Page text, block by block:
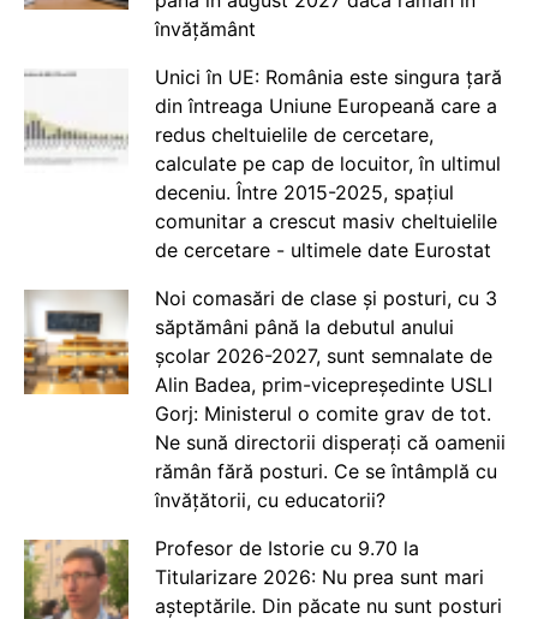
învățământ
Unici în UE: România este singura țară
din întreaga Uniune Europeană care a
redus cheltuielile de cercetare,
calculate pe cap de locuitor, în ultimul
deceniu. Între 2015-2025, spațiul
comunitar a crescut masiv cheltuielile
de cercetare - ultimele date Eurostat
Noi comasări de clase și posturi, cu 3
săptămâni până la debutul anului
școlar 2026-2027, sunt semnalate de
Alin Badea, prim-vicepreședinte USLI
Gorj: Ministerul o comite grav de tot.
Ne sună directorii disperați că oamenii
rămân fără posturi. Ce se întâmplă cu
învățătorii, cu educatorii?
Profesor de Istorie cu 9.70 la
Titularizare 2026: Nu prea sunt mari
așteptările. Din păcate nu sunt posturi